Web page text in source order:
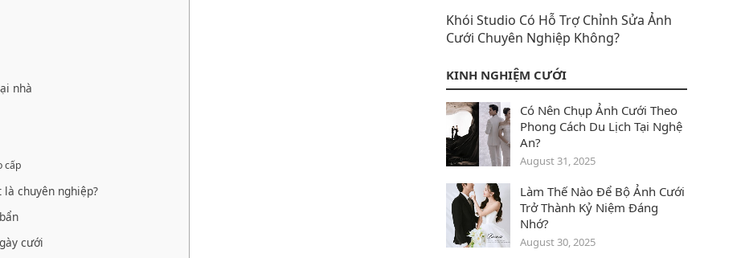
nhà
cấp
chuyên nghiệp?
cưới
Khói Studio Có Hỗ Trợ Chỉnh Sửa Ảnh
Cưới Chuyên Nghiệp Không?
KINH NGHIỆM CƯỚI
Có Nên Chụp Ảnh Cưới Theo
Phong Cách Du Lịch Tại Nghệ
An?
August 31, 2025
Làm Thế Nào Để Bộ Ảnh Cưới
Trở Thành Kỷ Niệm Đáng
Nhớ?
August 30, 2025